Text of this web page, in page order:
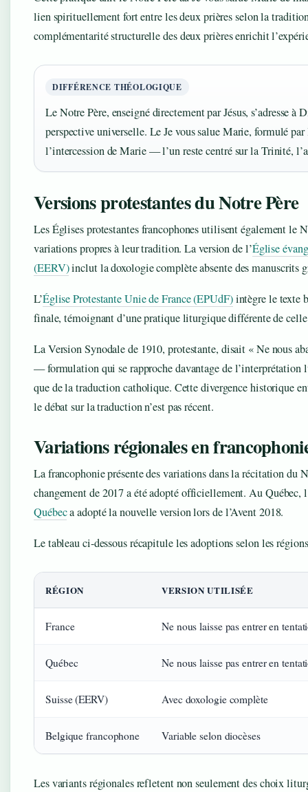
lien spirituellement fort entre les deux prières selon la
complémentarité structurelle des deux prières enrichit
DIFFÉRENCE THÉOLOGIQUE
Le Notre Père, enseigné directement par Jésus, s’adresse à
perspective universelle. Le Je vous salue Marie, formulé
l’intercession de Marie — l’un reste centré sur la Trinité,
Versions protestantes du Notre Père
Les Églises protestantes francophones utilisent également le
variations propres à leur tradition. La version de l’Église
(EERV)inclut la doxologie complète absente des manuscrits
L’Église Protestante Unie de France (EPUdF)intègre le texte
finale, témoignant d’une pratique liturgique différente de
La Version Synodale de 1910, protestante, disait « Ne nous
— formulation qui se rapproche davantage de l’interprétation
que de la traduction catholique. Cette divergence historique
le débat sur la traduction n’est pas récent.
Variations régionales en
La francophonie présente des variations dans la récitation du
changement de 2017 a été adopté officiellement. Au Québec,
Québeca adopté la nouvelle version lors de l’Avent 2018.
Le tableau ci-dessous récapitule les adoptions selon les
RÉGION VERSION UTILISÉE
France Ne nous laisse pas entrer en
Québec Ne nous laisse pas entrer en
Suisse (EERV) Avec doxologie complète
Belgique francophone Variable selon diocèses
Les variants régionales refletent non seulement des choix